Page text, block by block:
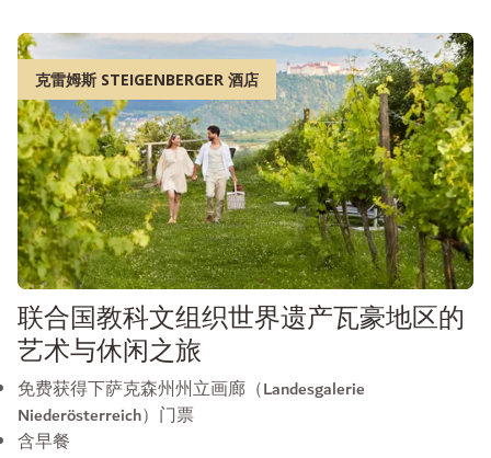
克雷姆斯 STEIGENBERGER 酒店
联合国教科文组织世界遗产瓦豪地区的
艺术与休闲之旅
免费获得下萨克森州州立画廊（Landesgalerie
Niederösterreich）门票
含早餐